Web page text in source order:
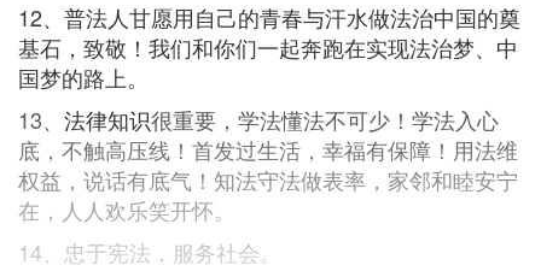
12、普法人甘愿用自己的青春与汗水做法治中国的奠
基石，致敬！我们和你们一起奔跑在实现法治梦、中
国梦的路上。
13、 法律知识很重要，学法懂法不可少！学法入心
底，不触高压线！首发过生活，幸福有保障！用法维
权益，说话有底气！知法守法做表率，家邻和睦安宁
在，人人欢乐笑开怀。
14、忠于宪法，服务社会。